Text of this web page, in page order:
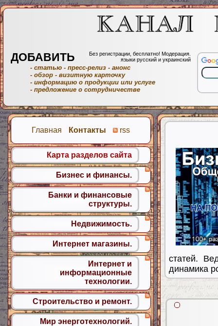
статей.
динамика
Главная Контакты rss
Карта разделов сайта
Бизнес и финансы.
Банки и финансовые
структуры.
Недвижимость.
Интернет магазины.
Интернет и
информационные
технологии.
Строительство и ремонт.
Мир энерготехнологий.
ДОБАВИТЬ
Без регистрации, бесплатно! Модерация.
языки русский и украинский
- статью - пресс-релиз - анонс
- обзор - визитную карточку
- информацию о продукции или услуге
- предложение о сотрудничестве